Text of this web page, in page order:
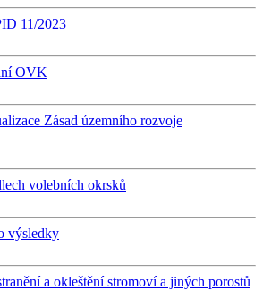
11/2023
OVK
Zásad územního rozvoje
volebních okrsků
výsledky
a okleštění stromoví a jiných porostů